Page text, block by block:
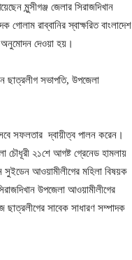
মুন্সীগঞ্জ জেলার সিরাজদিখান
রাব্বানির স্বাক্ষরিত বাংলাদেশ
অনুমোদন দেওয়া হয়।
ছাত্রলীগ সভাপতি, উপজেলা
সফলতার দ্বায়ীত্ব পালন করেন।
চৌধূরী ২১শে আগষ্ট গ্রেনেড হামলায়
সুইডেন আওয়ামীলীগের মহিলা বিষয়ক
উপজেলা আওয়ামীলীগের
ছাত্রলীগের সাবেক সাধারণ সম্পাদক